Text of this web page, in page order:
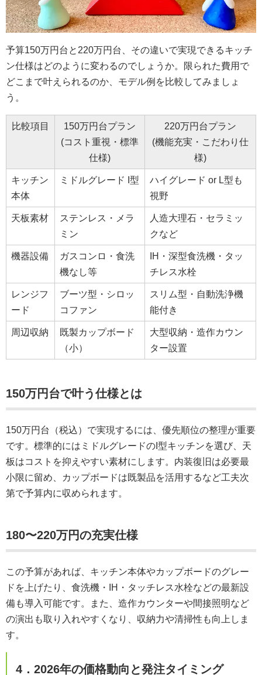
予算150万円台と220万円台、その違いで実現できるキッチ
ン仕様はどのように変わるのでしょうか。限られた費用で
どこまで叶えられるのか、モデル例を比較してみましょ
う。
比較項目
150万円台プラン
(コスト重視・標準
仕様)
220万円台プラン
(機能充実・こだわり仕
様)
キッチン
本体
ミドルグレード I型
ハイグレード or L型も
視野
天板素材
ステンレス・メラ
ミン
人造大理石・セラミッ
クなど
機器設備
ガスコンロ・食洗
機なし等
IH・深型食洗機・タッ
チレス水栓
レンジフ
ード
ブーツ型・シロッ
コファン
スリム型・自動洗浄機
能付き
周辺収納
既製カップボード
（小）
大型収納・造作カウン
ター設置
150万円台で叶う仕様とは
150万円台（税込）で実現するには、優先順位の整理が重要
です。標準的にはミドルグレードのI型キッチンを選び、天
板はコストを抑えやすい素材にします。内装復旧は必要最
小限に留め、カップボードは既製品を活用するなど工夫次
第で予算内に収められます。
180〜220万円の充実仕様
この予算があれば、キッチン本体やカップボードのグレー
ドを上げたり、食洗機・IH・タッチレス水栓などの最新設
備も導入可能です。また、造作カウンターや間接照明など
の演出も取り入れやすくなり、収納力や清掃性も向上しま
す。
4．2026年の価格動向と発注タイミング